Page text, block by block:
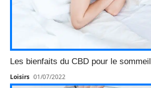
Les bienfaits du CBD pour le sommeil
Loisirs 01/07/2022